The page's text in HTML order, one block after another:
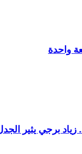
واحدة
زياد برجي يثير